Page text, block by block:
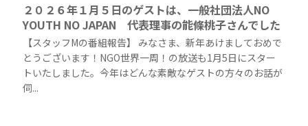
２０２６年１月５日のゲストは、一般社団法人NO
YOUTH NO JAPAN 代表理事の能條桃子さんでした
【スタッフMの番組報告】 みなさま、新年あけましておめで
とうございます！NGO世界一周！の放送も1月5日にスター
トいたしました。今年はどんな素敵なゲストの方々のお話が
伺...